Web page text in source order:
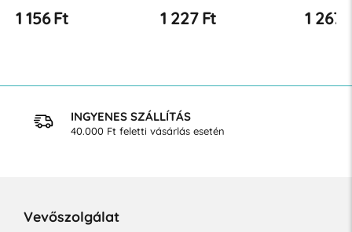
1 156 Ft 1 227 Ft 1 267
INGYENES SZÁLLÍTÁS
40.000 Ft feletti vásárlás esetén
Vevőszolgálat